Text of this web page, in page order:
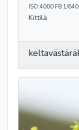
ISO:4000 F8 1/
Kittilä